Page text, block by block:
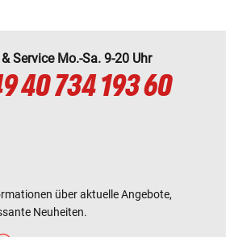
Service Mo.-Sa. 9-20 Uhr
40 734 193 60
über aktuelle Angebote,
Neuheiten.